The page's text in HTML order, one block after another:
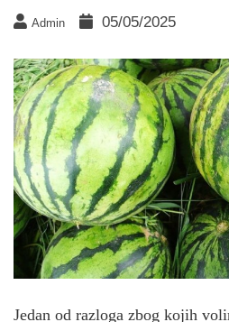
Admin 05/05/2025
Jedan od razloga zbog kojih